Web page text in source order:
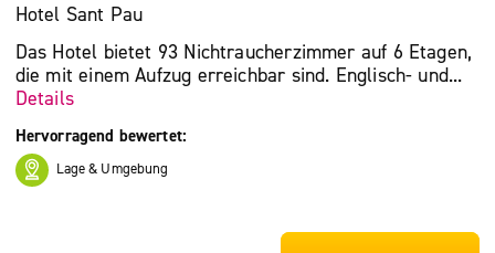
Hotel Sant Pau
Das Hotel bietet 93 Nichtraucherzimmer auf 6 Etagen,
die mit einem Aufzug erreichbar sind. Englisch- und...
Details
Hervorragend bewertet:
Lage & Umgebung